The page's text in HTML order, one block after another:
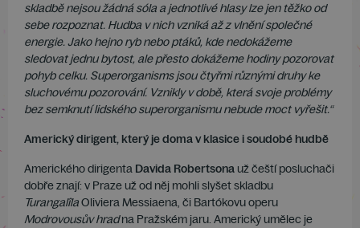
skladbě nejsou žádná sóla a jednotlivé hlasy lze jen těžko od
sebe rozpoznat. Hudba v nich vzniká až z vlnění společné
energie. Jako hejno ryb nebo ptáků, kde nedokážeme
sledovat jednu bytost, ale přesto dokážeme hodiny pozorovat
pohyb celku. Superorganisms jsou čtyřmi různými druhy ke
sluchovému pozorování. Vznikly v době, která svoje problémy
bez semknutí lidského superorganismu nebude moct vyřešit.“
Americký dirigent, který je doma v klasice i soudobé hudbě
Amerického dirigenta Davida Robertsona už čeští posluchači
dobře znají: v Praze už od něj mohli slyšet skladbu
TurangalîlaOliviera Messiaena, či Bartókovu operu
Modrovousův hradna Pražském jaru. Americký umělec je